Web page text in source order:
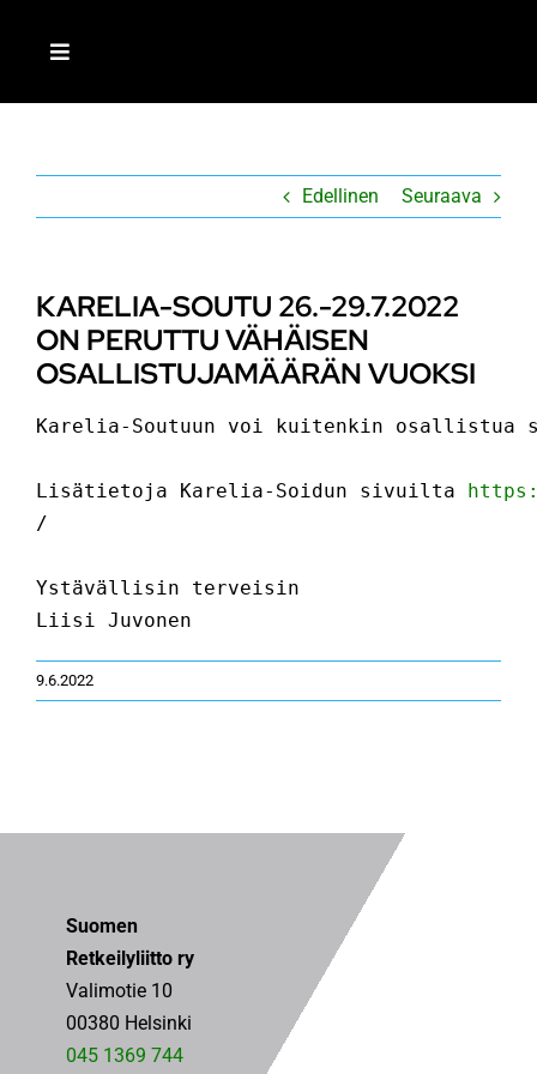
Toggle
AJANKOHTAISTA
RETKEILIJÄ-LEHTI
KÄMPÄT
OTA YHTEYTTÄ
SVE
Edellinen Seuraava
KARELIA-SOUTU 26.-29.7.2022
ON PERUTTU VÄHÄISEN
OSALLISTUJAMÄÄRÄN VUOKSI
Karelia-Soutuun voi kuitenkin osallistua
Lisätietoja Karelia-Soidun sivuilta
/
Ystävällisin terveisin
Liisi Juvonen
9.6.2022
Suomen
Retkeilyliitto ry
Valimotie 10
00380 Helsinki
045 1369 744